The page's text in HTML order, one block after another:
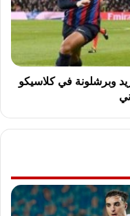
وبرشلونة في كلاسيكو